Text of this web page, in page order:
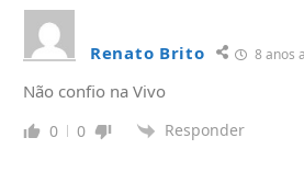
Renato Brito 8 anos
Não confio na Vivo
0 0 Responder